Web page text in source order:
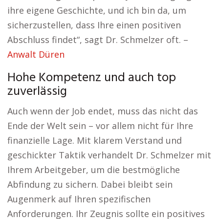
ihre eigene Geschichte, und ich bin da, um
sicherzustellen, dass Ihre einen positiven
Abschluss findet“, sagt Dr. Schmelzer oft. –
Anwalt Düren
Hohe Kompetenz und auch top
zuverlässig
Auch wenn der Job endet, muss das nicht das
Ende der Welt sein – vor allem nicht für Ihre
finanzielle Lage. Mit klarem Verstand und
geschickter Taktik verhandelt Dr. Schmelzer mit
Ihrem Arbeitgeber, um die bestmögliche
Abfindung zu sichern. Dabei bleibt sein
Augenmerk auf Ihren spezifischen
Anforderungen. Ihr Zeugnis sollte ein positives